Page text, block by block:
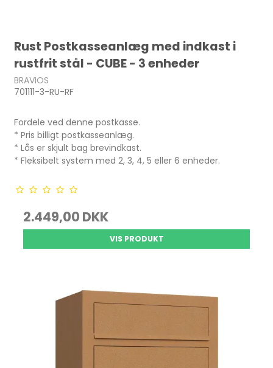
Rust Postkasseanlæg med indkast i
rustfrit stål - CUBE - 3 enheder
BRAVIOS
701111-3-RU-RF
Fordele ved denne postkasse.
* Pris billigt postkasseanlæg.
* Lås er skjult bag brevindkast.
* Fleksibelt system med 2, 3, 4, 5 eller 6 enheder.
2.449,00 DKK
VIS PRODUKT